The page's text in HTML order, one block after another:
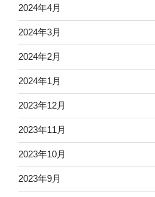
2024年4月
2024年3月
2024年2月
2024年1月
2023年12月
2023年11月
2023年10月
2023年9月